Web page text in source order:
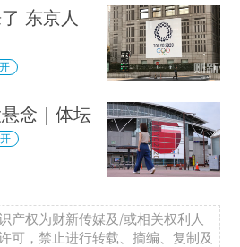
东京人
念｜体坛
产权为财新传媒及/或相关权利人
可，禁止进行转载、摘编、复制及